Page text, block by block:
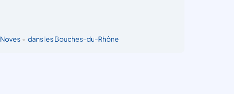
Noves • dans les Bouches-du-Rhône